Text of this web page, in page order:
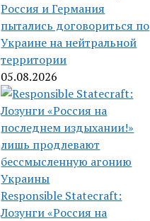
Россия и Германия
пытались договориться по
Украине на нейтральной
территории
05.08.2026
Responsible Statecraft:
Лозунги «Россия на